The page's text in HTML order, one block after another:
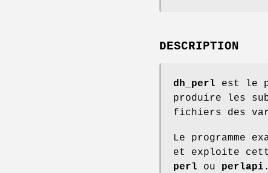
DESCRIPTION
dh_perl est le
produire les
fichiers des
Le programme
et exploite
perl ou perlapi